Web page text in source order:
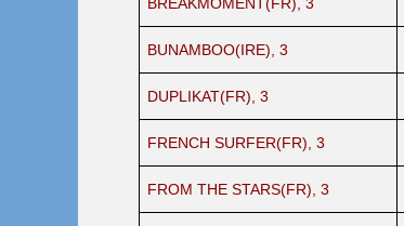
BUNAMBOO(IRE), 3
DUPLIKAT(FR), 3
FRENCH SURFER(FR), 3
FROM THE STARS(FR), 3